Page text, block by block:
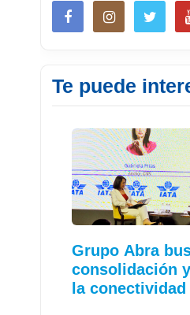
Te puede
Grupo Abra
consolidación
la conectividad